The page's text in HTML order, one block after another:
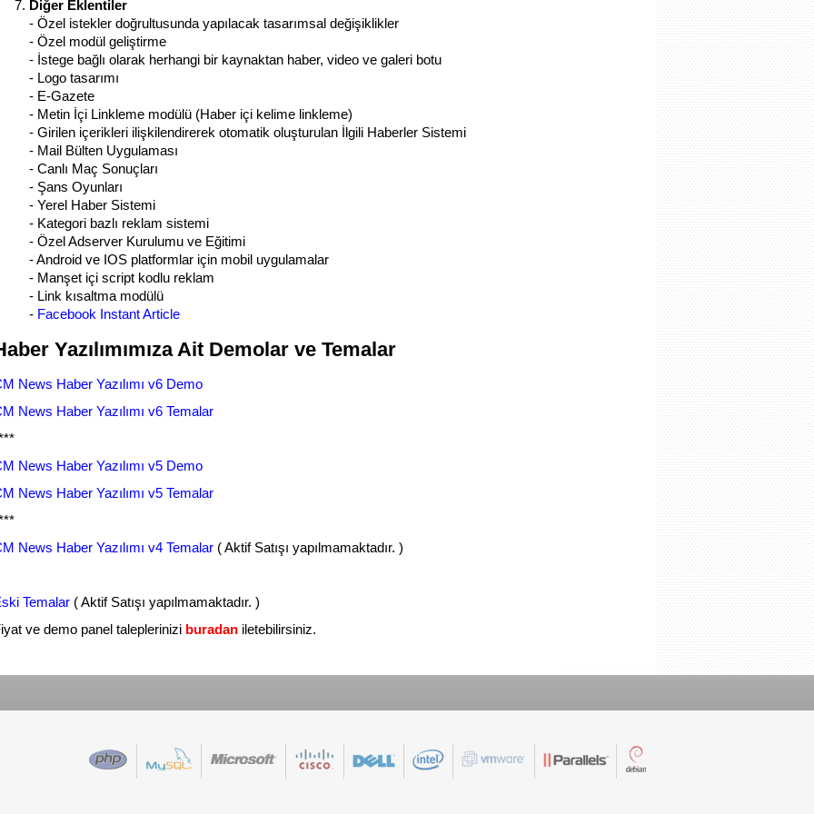
Diğer Eklentiler
- Özel istekler doğrultusunda yapılacak tasarımsal değişiklikler
- Özel modül geliştirme
- İstege bağlı olarak herhangi bir kaynaktan haber, video ve galeri botu
- Logo tasarımı
- E-Gazete
- Metin İçi Linkleme modülü (Haber içi kelime linkleme)
- Girilen içerikleri ilişkilendirerek otomatik oluşturulan İlgili Haberler Sistemi
- Mail Bülten Uygulaması
- Canlı Maç Sonuçları
- Şans Oyunları
- Yerel Haber Sistemi
- Kategori bazlı reklam sistemi
- Özel Adserver Kurulumu ve Eğitimi
- Android ve IOS platformlar için mobil uygulamalar
- Manşet içi script kodlu reklam
- Link kısaltma modülü
- Facebook Instant Article
Yazılımımıza Ait Demolar ve Temalar
News Haber Yazılımı v6 Demo
News Haber Yazılımı v6 Temalar
News Haber Yazılımı v5 Demo
News Haber Yazılımı v5 Temalar
News Haber Yazılımı v4 Temalar ( Aktif Satışı yapılmamaktadır. )
Temalar ( Aktif Satışı yapılmamaktadır. )
ve demo panel taleplerinizi buradan iletebilirsiniz.